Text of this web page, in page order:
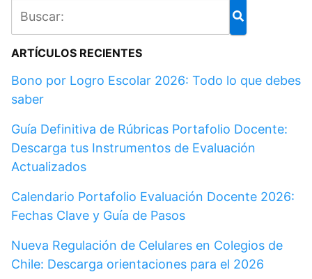
ARTÍCULOS RECIENTES
Bono por Logro Escolar 2026: Todo lo que debes
saber
Guía Definitiva de Rúbricas Portafolio Docente:
Descarga tus Instrumentos de Evaluación
Actualizados
Calendario Portafolio Evaluación Docente 2026:
Fechas Clave y Guía de Pasos
Nueva Regulación de Celulares en Colegios de
Chile: Descarga orientaciones para el 2026